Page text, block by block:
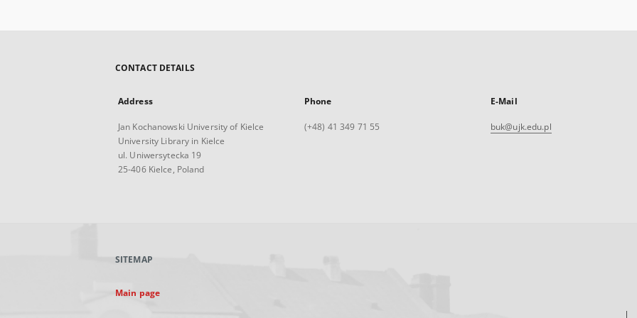
CONTACT DETAILS
Address
Jan Kochanowski University of Kielce
University Library in Kielce
ul. Uniwersytecka 19
25-406 Kielce, Poland
Phone
(+48) 41 349 71 55
E-Mail
buk@ujk.edu.pl
SITEMAP
Main page